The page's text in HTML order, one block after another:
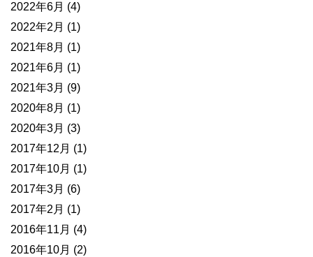
2022年6月 (4)
2022年2月 (1)
2021年8月 (1)
2021年6月 (1)
2021年3月 (9)
2020年8月 (1)
2020年3月 (3)
2017年12月 (1)
2017年10月 (1)
2017年3月 (6)
2017年2月 (1)
2016年11月 (4)
2016年10月 (2)